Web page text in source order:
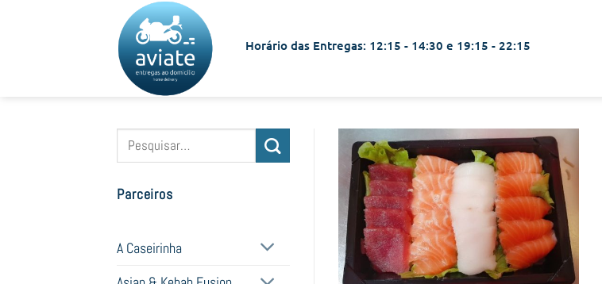
Horário das Entregas: 12:15 - 14:30 e 19:15 - 22:15
Pesquisar
Parceiros
A Caseirinha